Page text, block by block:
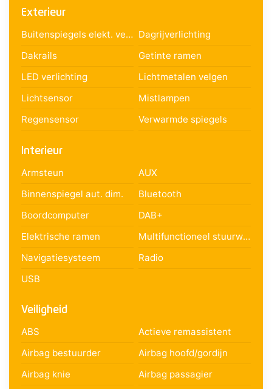
Exterieur
Buitenspiegels elekt. verst. Dagrijverlichting
Dakrails
Getinte ramen
LED verlichting
Lichtmetalen velgen
Lichtsensor
Mistlampen
Regensensor
Verwarmde spiegels
Interieur
Armsteun
AUX
Binnenspiegel aut. dim.
Bluetooth
Boordcomputer
DAB+
Elektrische ramen
Multifunctioneel stuurwiel
Navigatiesysteem
Radio
USB
Veiligheid
ABS
Actieve remassistent
Airbag bestuurder
Airbag hoofd/gordijn
Airbag knie
Airbag passagier